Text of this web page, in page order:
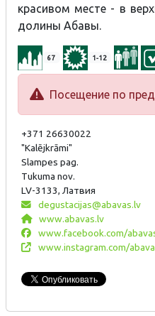
красивом месте - в
долины Абавы.
67 1-12
Посещение по
+371 26630022
"Kalējkrāmi"
Slampes pag.
Tukuma nov.
LV-3133, Латвия
degustacijas@abavas.lv
www.abavas.lv
www.facebook.com/
www.instagram.com/